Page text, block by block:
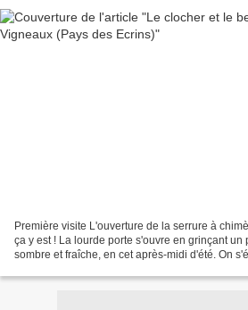
Première visite L'ouverture de la serrure à
ça y est ! La lourde porte s'ouvre en grinçant
sombre et fraîche, en cet après-midi d'été. On